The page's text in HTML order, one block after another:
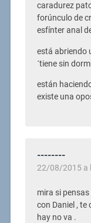
caradurez
forúnculo de
esfínter anal
está abriendo
´tiene sin
están
existe una
--------
22/08/2015 a
mira si
con Daniel , te
hay no va .